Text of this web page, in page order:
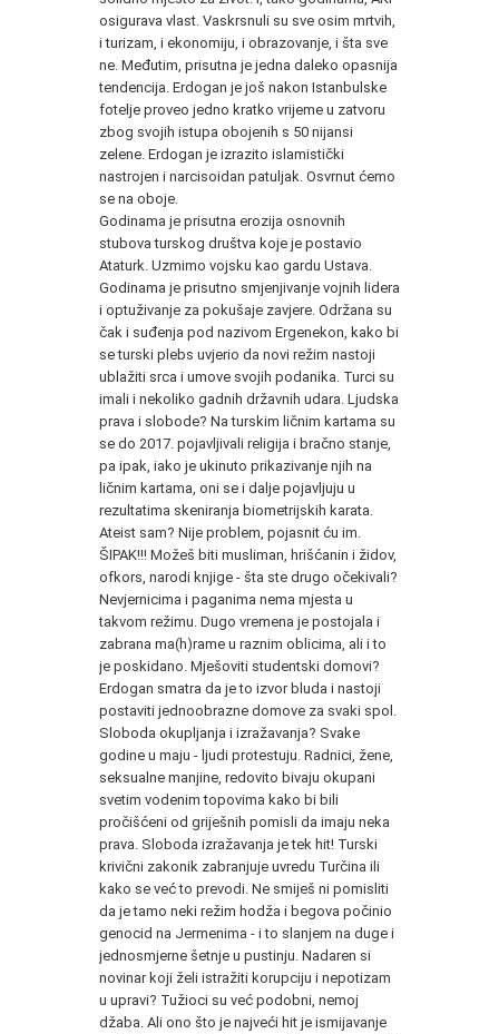
osigurava vlast. Vaskrsnuli su sve osim mrtvih,
i turizam, i ekonomiju, i obrazovanje, i šta sve
ne. Međutim, prisutna je jedna daleko opasnija
tendencija. Erdogan je još nakon Istanbulske
fotelje proveo jedno kratko vrijeme u zatvoru
zbog svojih istupa obojenih s 50 nijansi
zelene. Erdogan je izrazito islamistički
nastrojen i narcisoidan patuljak. Osvrnut ćemo
se na oboje.
Godinama je prisutna erozija osnovnih
stubova turskog društva koje je postavio
Ataturk. Uzmimo vojsku kao gardu Ustava.
Godinama je prisutno smjenjivanje vojnih lidera
i optuživanje za pokušaje zavjere. Održana su
čak i suđenja pod nazivom Ergenekon, kako bi
se turski plebs uvjerio da novi režim nastoji
ublažiti srca i umove svojih podanika. Turci su
imali i nekoliko gadnih državnih udara. Ljudska
prava i slobode? Na turskim ličnim kartama su
se do 2017. pojavljivali religija i bračno stanje,
pa ipak, iako je ukinuto prikazivanje njih na
ličnim kartama, oni se i dalje pojavljuju u
rezultatima skeniranja biometrijskih karata.
Ateist sam? Nije problem, pojasnit ću im.
ŠIPAK!!! Možeš biti musliman, hrišćanin i židov,
ofkors, narodi knjige - šta ste drugo očekivali?
Nevjernicima i paganima nema mjesta u
takvom režimu. Dugo vremena je postojala i
zabrana ma(h)rame u raznim oblicima, ali i to
je poskidano. Mješoviti studentski domovi?
Erdogan smatra da je to izvor bluda i nastoji
postaviti jednoobrazne domove za svaki spol.
Sloboda okupljanja i izražavanja? Svake
godine u maju - ljudi protestuju. Radnici, žene,
seksualne manjine, redovito bivaju okupani
svetim vodenim topovima kako bi bili
pročišćeni od griješnih pomisli da imaju neka
prava. Sloboda izražavanja je tek hit! Turski
krivični zakonik zabranjuje uvredu Turčina ili
kako se već to prevodi. Ne smiješ ni pomisliti
da je tamo neki režim hodža i begova počinio
genocid na Jermenima - i to slanjem na duge i
jednosmjerne šetnje u pustinju. Nadaren si
novinar koji želi istražiti korupciju i nepotizam
u upravi? Tužioci su već podobni, nemoj
džaba. Ali ono što je najveći hit je ismijavanje